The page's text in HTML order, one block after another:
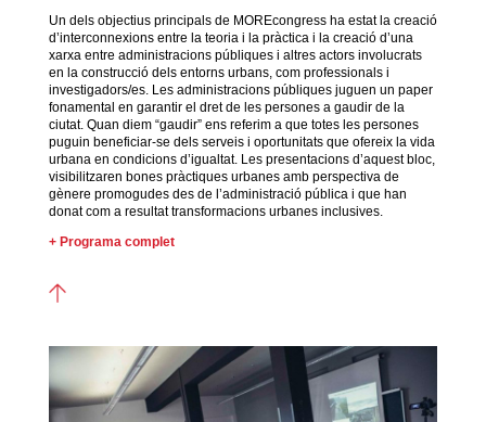
Un dels objectius principals de MOREcongress ha estat la creació
d’interconnexions entre la teoria i la pràctica i la creació d’una
xarxa entre administracions públiques i altres actors involucrats
en la construcció dels entorns urbans, com professionals i
investigadors/es. Les administracions públiques juguen un paper
fonamental en garantir el dret de les persones a gaudir de la
ciutat. Quan diem “gaudir” ens referim a que totes les persones
puguin beneficiar-se dels serveis i oportunitats que ofereix la vida
urbana en condicions d’igualtat. Les presentacions d’aquest bloc,
visibilitzaren bones pràctiques urbanes amb perspectiva de
gènere promogudes des de l’administració pública i que han
donat com a resultat transformacions urbanes inclusives.
+ Programa complet